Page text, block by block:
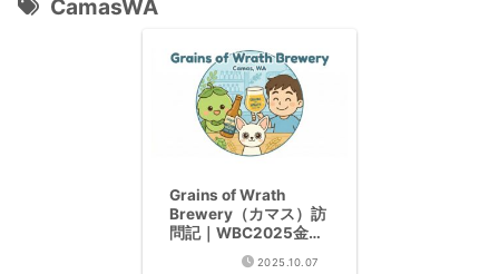
CamasWA
Grains of Wrath
Brewery（カマス）訪
問記｜WBC2025金賞
のWest Coast IPA
2025.10.07